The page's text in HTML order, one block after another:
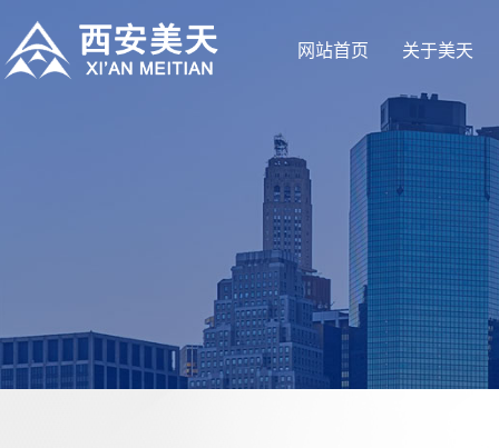
网站首页 关于美天